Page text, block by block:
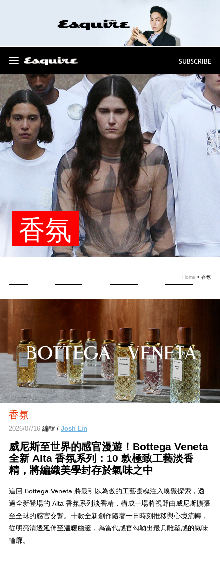
SUBSCRIBE
香氛
Home > 香氛
香氛
2026/07/16編輯 / Josh Lin
威尼斯至世界的感官漫遊！Bottega Veneta
全新 Alta 香氛系列：10 款極致工藝淡香
精，將編織美學封存於氣味之中
這回 Bottega Veneta 將最引以為傲的工藝靈魂注入嗅覺探索，透
過全新登場的 Alta 香氛系列淡香精，構成一場將視野由威尼斯擴張
至全球的感官交響。十款全新創作隨著一日時刻推移與心境流轉，
從明亮清透延伸至溫暖幽邃，為當代感官勾勒出最具雕塑感的氣味
輪廓。